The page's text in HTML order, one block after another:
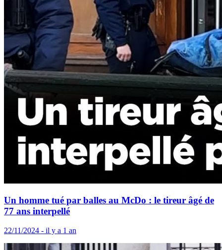
Un homme tué par balles au McDo : le tireur âgé de
77 ans interpellé
22/11/2024 - il y a 1 an